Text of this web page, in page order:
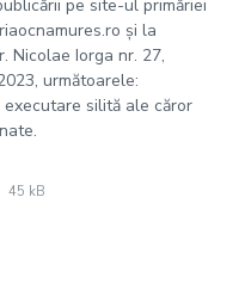
pe site-ul primăriei
și la
Nicolae Iorga nr. 27,
următoarele:
silită ale căror
File
pdf
File
45 kB